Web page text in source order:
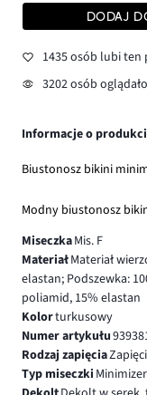
DODAJ
1435 osób lubi
3202 osób
Informacje o
Biustonosz bikini
Modny biustonosz
MiseczkaMis. F
MateriałMateriał
elastan; Podszewka:
poliamid, 15% elastan
Kolorturkusowy
Numer artykułu
Rodzaj zapięcia
Typ miseczki Minimizer